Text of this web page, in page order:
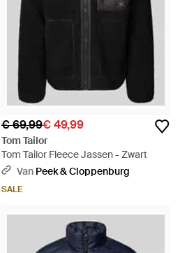
€ 69,99€ 49,99
Tom Tailor
Tom Tailor Fleece Jassen - Zwart
Van Peek & Cloppenburg
SALE